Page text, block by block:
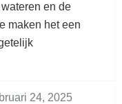
en de
maken het een
24, 2025